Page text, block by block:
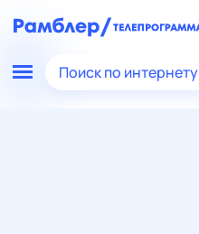
Поиск по интернету